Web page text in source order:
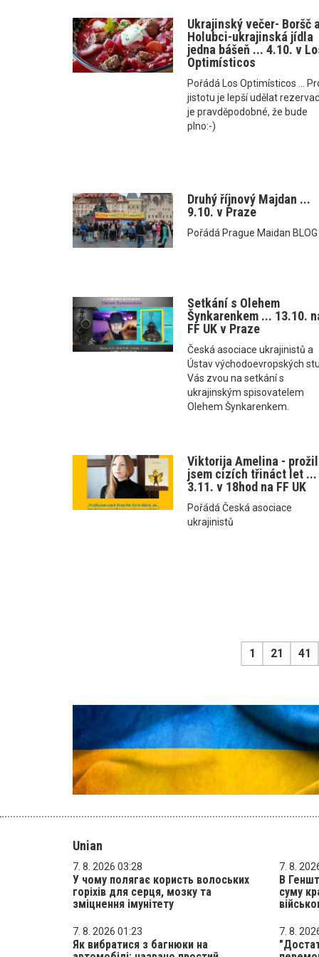
Ukrajinský večer- Boršč
Holubci-ukrajinská jídla
jedna bášeň ... 4.10. v
Optimísticos
Pořádá Los Optimísticos ...
jistotu je lepší udělat
je pravděpodobné, že bude
plno:-)
Druhý říjnový Majdan ...
9.10. v Praze
Pořádá Prague Maidan BLOG
Setkání s Olehem
Šynkarenkem ... 13.10.
FF UK v Praze
Česká asociace ukrajinistů a
Ústav východoevropských
Vás zvou na setkání s
ukrajinským spisovatelem
Olehem Šynkarenkem.
Viktorija Amelina -
jsem cizích třináct let ...
3.11. v 18hod na FF UK
Pořádá Česká asociace
ukrajinistů
1 21 41
Unian
7. 8. 2026 03:28
У чому полягає користь волоських
горіхів для серця, мозку та
зміцнення імунітету
7. 8.
В
суму
7. 8. 2026 01:23
Як вибратися з багнюки на
7. 8.